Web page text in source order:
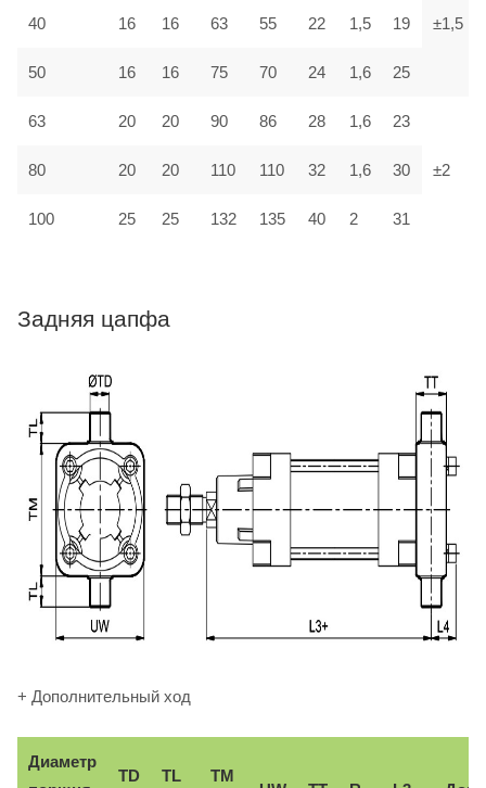
±1,5
40 16 16 63 55 22 1,5 19
50 16 16 75 70 24 1,6 25
63 20 20 90 86 28 1,6 23
±2
80 20 20 110 110 32 1,6 30
100 25 25 132 135 40 2 31
Задняя цапфа
+ Дополнительный ход
Диаметр
TD TL TM